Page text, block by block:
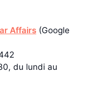
Affairs (Google
du lundi au